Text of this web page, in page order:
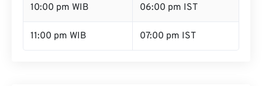
10:00 pm WIB 06:00 pm IST
11:00 pm WIB 07:00 pm IST